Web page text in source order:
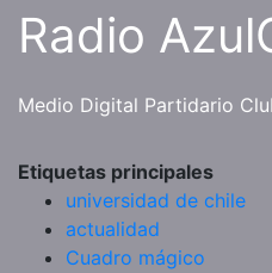
SaltarRadio
Medio Digital Partidario
Etiquetas principales
universidad de chile
actualidad
Cuadro mágico